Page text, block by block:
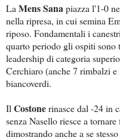
La Mens Sanapiazza l'1-0
nella ripresa, in cui semina
riposo. Fondamentali i
quarto periodo gli ospiti sono
leadership di categoria
Cerchiaro (anche 7 rimbalzi
biancoverdi.
Il Costonerinasce dal -24 in
senza Nasello riesce a
dimostrando anche a se